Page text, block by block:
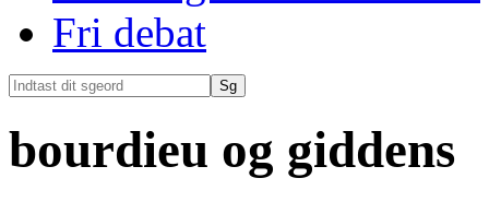
Fri debat
bourdieu og giddens